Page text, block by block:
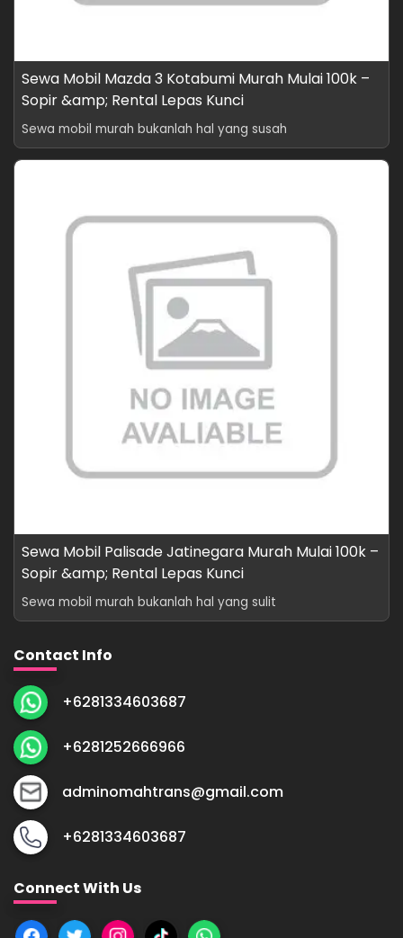
Sewa Mobil Mazda 3 Kotabumi Murah Mulai 100k –
Sopir &amp; Rental Lepas Kunci
Sewa mobil murah bukanlah hal yang susah
Sewa Mobil Palisade Jatinegara Murah Mulai 100k –
Sopir &amp; Rental Lepas Kunci
Sewa mobil murah bukanlah hal yang sulit
Contact Info
+6281334603687
+6281252666966
adminomahtrans@gmail.com
+6281334603687
Connect With Us